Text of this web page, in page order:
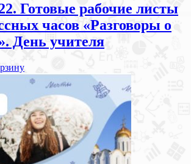
Готовые рабочие листы
часов «Разговоры о
День учителя